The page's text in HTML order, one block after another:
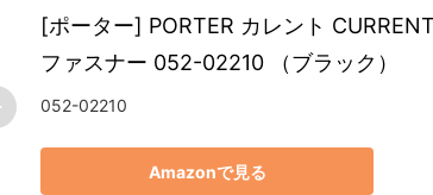
[ポーター] PORTER カレント
ファスナー 052-02210 （ブラック）
052-02210
Amazonで見る